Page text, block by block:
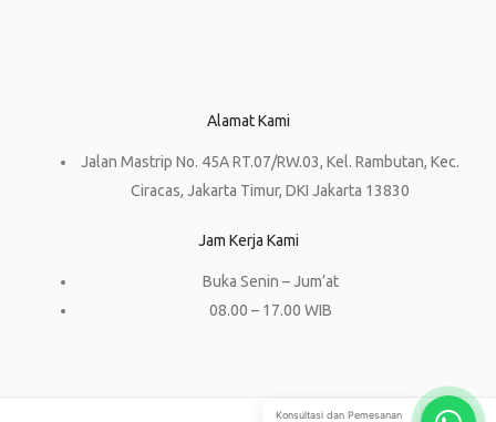
Alamat Kami
Jalan Mastrip No. 45A RT.07/RW.03, Kel. Rambutan, Kec.
Ciracas, Jakarta Timur, DKI Jakarta 13830
Jam Kerja Kami
Buka Senin – Jum’at
08.00 – 17.00 WIB
Konsultasi dan Pemesanan